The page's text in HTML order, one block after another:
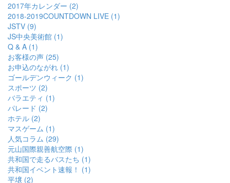
2017年カレンダー (2)
2018-2019COUNTDOWN LIVE (1)
JSTV (9)
JS中央美術館 (1)
Q & A (1)
お客様の声 (25)
お申込のながれ (1)
ゴールデンウィーク (1)
スポーツ (2)
バラエティ (1)
パレード (2)
ホテル (2)
マスゲーム (1)
人気コラム (29)
元山国際親善航空際 (1)
共和国で走るバスたち (1)
共和国イベント速報！ (1)
平壌 (2)